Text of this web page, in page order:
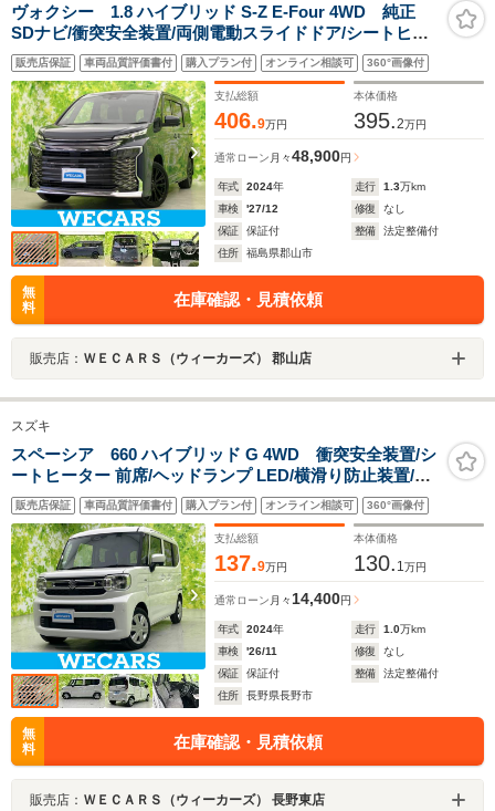
ヴォクシー 1.8 ハイブリッド S-Z E-Four 4WD 純正
SDナビ/衝突安全装置/両側電動スライドドア/シートヒー
ター/車線逸脱防止支援システム/シート ハーフレザー/ド
ライブレコーダー 前後/ヘッドランプ LED/USBジャック
販売店保証 車両品質評価書付 購入プラン付 オンライン相談可 360°画像付
支払総額
406.9万円
本体価格
395.2万円
通常ローン 月々48,900円
年式 2024年 走行 1.3万km
車検
'27/12 修復
なし
保証
保証付 整備
法定整備付
住所
福島県郡山市
無
料
在庫確認・見積依頼
販売店： ＷＥＣＡＲＳ（ウィーカーズ） 郡山店
スズキ
スペーシア 660 ハイブリッド G 4WD 衝突安全装置/シ
ートヒーター 前席/ヘッドランプ LED/横滑り防止装置/ア
イドリングストップ/禁煙車/エアバッグ 運転席/エアバッ
グ 助手席/パワーウインドウ/エンジンスタートボタン
販売店保証 車両品質評価書付 購入プラン付 オンライン相談可 360°画像付
支払総額
137.9万円
本体価格
130. 1 万円
通常ローン 月々 14,400円
年式 2024年 走行 1.0万km
車検
'26/11 修復
なし
保証
保証付 整備
法定整備付
住所
長野県長野市
無
料
在庫確認・見積依頼
販売店： ＷＥＣＡＲＳ（ウィーカーズ） 長野東店